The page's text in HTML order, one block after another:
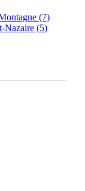
(7)
Nazaire (5)